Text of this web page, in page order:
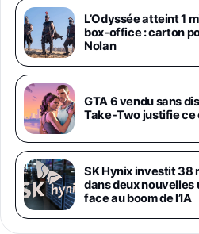
Galaxy S26 Ultra 256
892€1199€Fnac (Vendeur
Philips SHK2000BL -
Répartiteur Audio 5
24,94€ 29,96€Fnac
Asus RT-AC59U
Bande Gigabit
Vlan, Mode Point
Parental, Qos)
39,72€ 50,42€Amazon
Panasonic KX-
L’Odyssée atteint 1
box-office : carton
Nolan
GTA 6 vendu sans
Take-Two justifie ce
SK Hynix investit 38
dans deux nouvelles
face au boom de l’IA